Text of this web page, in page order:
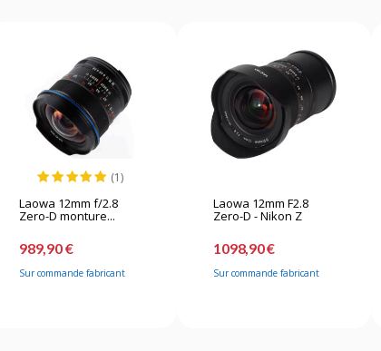
(1)
Laowa 12mm f/2.8
Zero-D monture...
989,90 €
Sur commande fabricant
Laowa 12mm F2.8
Zero-D - Nikon Z
1098,90 €
Sur commande fabricant